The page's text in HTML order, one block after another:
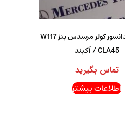
رادیاتور کندانسور کولر مرسدس بنز W117
/ CLA45 آکبند
تماس بگیرید
اطلاعات بیشتر